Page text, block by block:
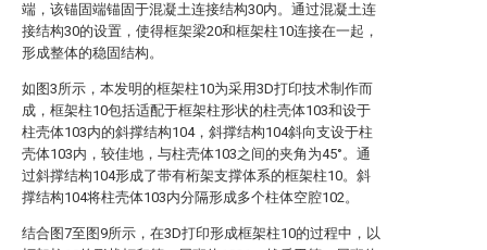
端，该锚固端锚固于混凝土连接结构30内。通过混凝土连
接结构30的设置，使得框架梁20和框架柱10连接在一起，
形成整体的稳固结构。
如图3所示，本发明的框架柱10为采用3D打印技术制作而
成，框架柱10包括适配于框架柱形状的柱壳体103和设于
柱壳体103内的斜撑结构104，斜撑结构104斜向支设于柱
壳体103内，较佳地，与柱壳体103之间的夹角为45°。通
过斜撑结构104形成了带有桁架支撑体系的框架柱10。斜
撑结构104将柱壳体103内分隔形成多个柱体空腔102。
结合图7至图9所示，在3D打印形成框架柱10的过程中，以